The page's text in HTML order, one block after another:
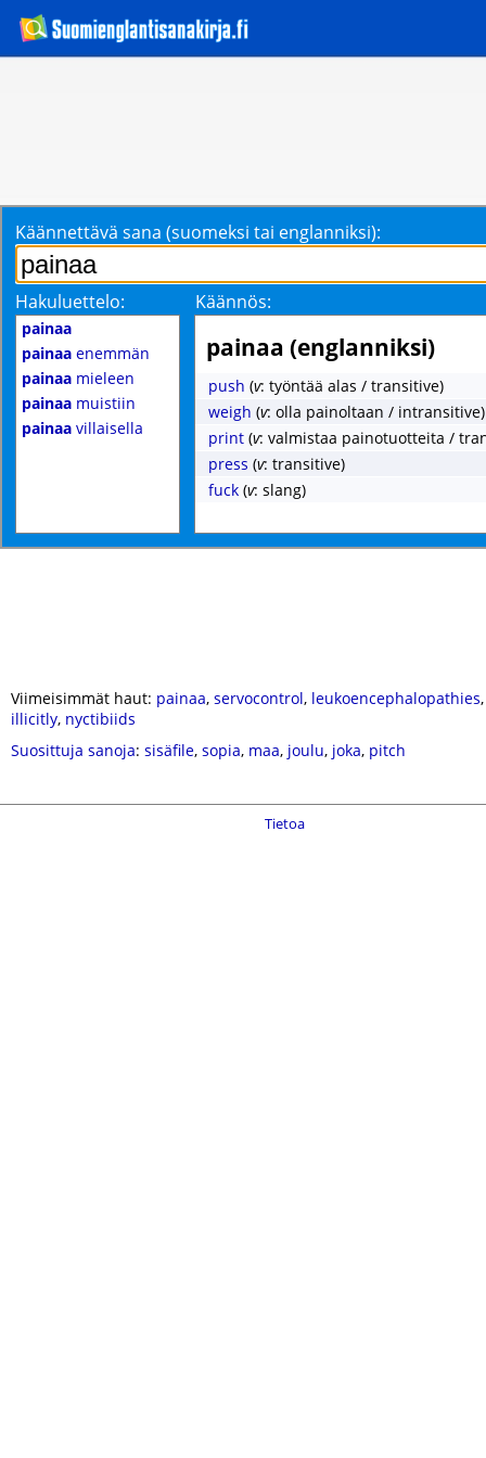
Käännettävä sana (suomeksi tai englanniksi):
Hakuluettelo: Käännös:
painaa
painaa enemmän
painaa mieleen
painaa muistiin
painaa villaisella
painaa (englanniksi)
push (v: työntää alas / transitive)
weigh (v: olla painoltaan / intransitive)
print (v: valmistaa painotuotteita /
press (v: transitive)
fuck (v: slang)
Viimeisimmät haut: painaa, servocontrol, leukoencephalopathies
illicitly, nyctibiids
Suosittuja sanoja: sisäfile, sopia, maa, joulu, joka, pitch
Tietoa